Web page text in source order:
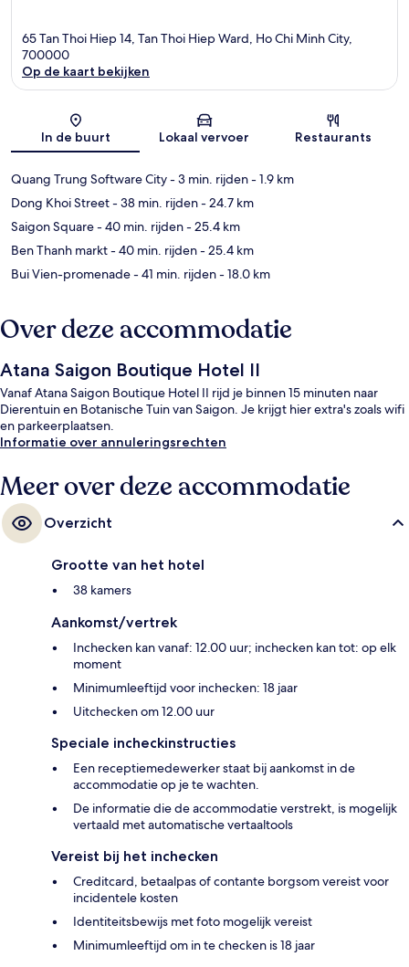
65 Tan Thoi Hiep 14, Tan Thoi Hiep Ward, Ho Chi Minh City,
700000
Op de kaart bekijken
In de buurt Lokaal vervoer Restaurants
Quang Trung Software City- 3 min. rijden- 1.9 km
Dong Khoi Street- 38 min. rijden- 24.7 km
Saigon Square- 40 min. rijden- 25.4 km
Ben Thanh markt- 40 min. rijden- 25.4 km
Bui Vien-promenade- 41 min. rijden- 18.0 km
Over deze accommodatie
Atana Saigon Boutique Hotel II
Vanaf Atana Saigon Boutique Hotel II rijd je binnen 15 minuten naar
Dierentuin en Botanische Tuin van Saigon. Je krijgt hier extra's zoals wifi
en parkeerplaatsen.
Informatie over annuleringsrechten
Meer over deze accommodatie
Overzicht
Grootte van het hotel
38 kamers
Aankomst/vertrek
Inchecken kan vanaf: 12.00 uur; inchecken kan tot: op elk
moment
Minimumleeftijd voor inchecken: 18 jaar
Uitchecken om 12.00 uur
Speciale incheckinstructies
Een receptiemedewerker staat bij aankomst in de
accommodatie op je te wachten.
De informatie die de accommodatie verstrekt, is mogelijk
vertaald met automatische vertaaltools
Vereist bij het inchecken
Creditcard, betaalpas of contante borgsom vereist voor
incidentele kosten
Identiteitsbewijs met foto mogelijk vereist
Minimumleeftijd om in te checken is 18 jaar